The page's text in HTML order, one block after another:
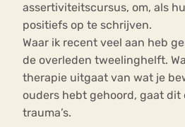
assertiviteitscursus, om, als
positiefs op te schrijven.
Waar ik recent veel aan heb
de overleden tweelinghelft.
therapie uitgaat van wat je
ouders hebt gehoord, gaat dit
trauma’s.